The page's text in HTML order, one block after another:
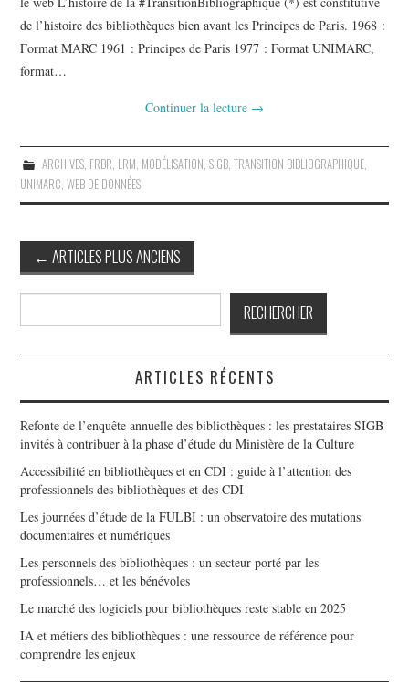
de l’histoire des bibliothèques bien avant les Principes de Paris. 1968 :
Format MARC 1961 : Principes de Paris 1977 : Format UNIMARC,
format…
Continuer la lecture →
ARCHIVES, FRBR LRM MODÉLISATION SIGB, TRANSITION BIBLIOGRAPHIQUE,
UNIMARC ,WEB DE DONNÉES
Navigation
des
← ARTICLES PLUS ANCIENS
RECHERCHER
ARTICLES RÉCENTS
Refonte de l’enquête annuelle des bibliothèques : les prestataires SIGB
invités à contribuer à la phase d’étude du Ministère de la Culture
Accessibilité en bibliothèques et en CDI : guide à l’attention des
professionnels des bibliothèques et des CDI
Les journées d’étude de la FULBI : un observatoire des mutations
documentaires et numériques
Les personnels des bibliothèques : un secteur porté par les
professionnels… et les bénévoles
Le marché des logiciels pour bibliothèques reste stable en 2025
IA et métiers des bibliothèques : une ressource de référence pour
comprendre les enjeux